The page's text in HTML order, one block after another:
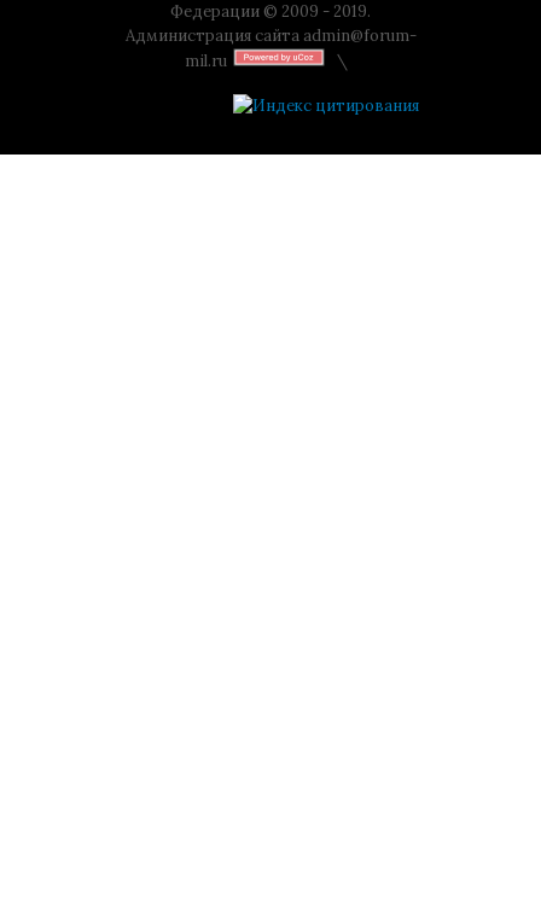
Федерации © 2009 - 2019.
Администрация сайта admin@forum-
mil.ru